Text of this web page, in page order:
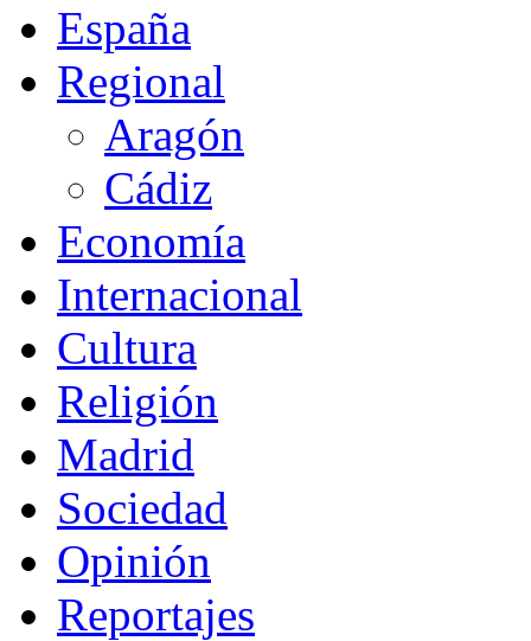
España
Regional
Aragón
Cádiz
Economía
Internacional
Cultura
Religión
Madrid
Sociedad
Opinión
Reportajes